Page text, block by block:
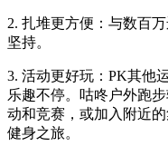
2. 扎堆更方便：与数百
坚持。
3. 活动更好玩：PK其他
乐趣不停。咕咚户外跑
动和竞赛，或加入附近
健身之旅。